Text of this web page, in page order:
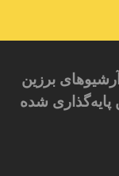
برزین
پایه‌گذاری شده